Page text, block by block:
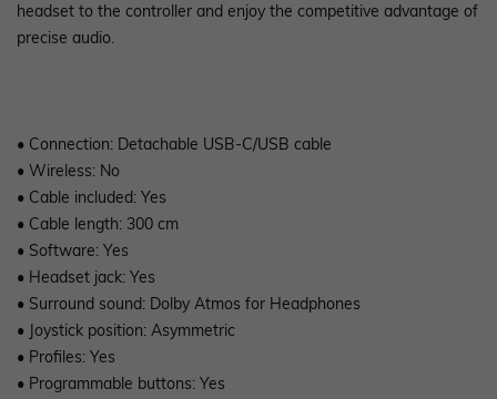
headset to the controller and enjoy the competitive advantage of
precise audio.
• Connection: Detachable USB-C/USB cable
• Wireless: No
• Cable included: Yes
• Cable length: 300 cm
• Software: Yes
• Headset jack: Yes
• Surround sound: Dolby Atmos for Headphones
• Joystick position: Asymmetric
• Profiles: Yes
• Programmable buttons: Yes